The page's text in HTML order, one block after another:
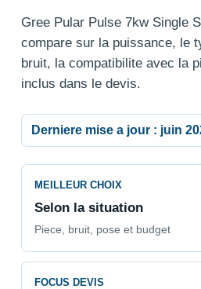
Gree Pular Pulse 7kw Single
compare sur la puissance, le
bruit, la compatibilite avec la
inclus dans le devis.
Derniere mise a jour : juin
MEILLEUR CHOIX
Selon la situation
Piece, bruit, pose et budget
FOCUS DEVIS